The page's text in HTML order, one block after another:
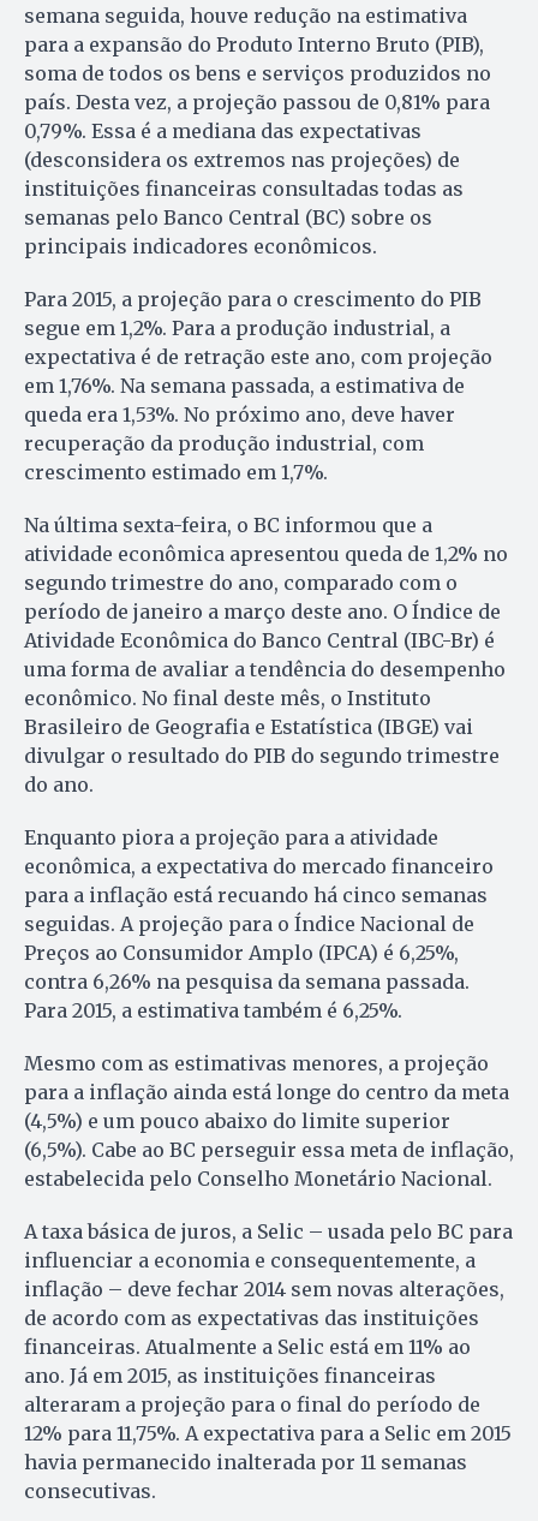
semana seguida, houve redução na estimativa
para a expansão do Produto Interno Bruto (PIB),
soma de todos os bens e serviços produzidos no
país. Desta vez, a projeção passou de 0,81% para
0,79%. Essa é a mediana das expectativas
(desconsidera os extremos nas projeções) de
instituições financeiras consultadas todas as
semanas pelo Banco Central (BC) sobre os
principais indicadores econômicos.
Para 2015, a projeção para o crescimento do PIB
segue em 1,2%. Para a produção industrial, a
expectativa é de retração este ano, com projeção
em 1,76%. Na semana passada, a estimativa de
queda era 1,53%. No próximo ano, deve haver
recuperação da produção industrial, com
crescimento estimado em 1,7%.
Na última sexta-feira, o BC informou que a
atividade econômica apresentou queda de 1,2% no
segundo trimestre do ano, comparado com o
período de janeiro a março deste ano. O Índice de
Atividade Econômica do Banco Central (IBC-Br) é
uma forma de avaliar a tendência do desempenho
econômico. No final deste mês, o Instituto
Brasileiro de Geografia e Estatística (IBGE) vai
divulgar o resultado do PIB do segundo trimestre
do ano.
Enquanto piora a projeção para a atividade
econômica, a expectativa do mercado financeiro
para a inflação está recuando há cinco semanas
seguidas. A projeção para o Índice Nacional de
Preços ao Consumidor Amplo (IPCA) é 6,25%,
contra 6,26% na pesquisa da semana passada.
Para 2015, a estimativa também é 6,25%.
Mesmo com as estimativas menores, a projeção
para a inflação ainda está longe do centro da meta
(4,5%) e um pouco abaixo do limite superior
(6,5%). Cabe ao BC perseguir essa meta de inflação,
estabelecida pelo Conselho Monetário Nacional.
A taxa básica de juros, a Selic – usada pelo BC para
influenciar a economia e consequentemente, a
inflação – deve fechar 2014 sem novas alterações,
de acordo com as expectativas das instituições
financeiras. Atualmente a Selic está em 11% ao
ano. Já em 2015, as instituições financeiras
alteraram a projeção para o final do período de
12% para 11,75%. A expectativa para a Selic em 2015
havia permanecido inalterada por 11 semanas
consecutivas.